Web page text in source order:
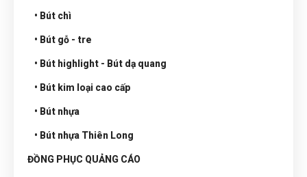
• Bút chì
• Bút gỗ - tre
• Bút highlight - Bút dạ quang
• Bút kim loại cao cấp
• Bút nhựa
• Bút nhựa Thiên Long
ĐỒNG PHỤC QUẢNG CÁO